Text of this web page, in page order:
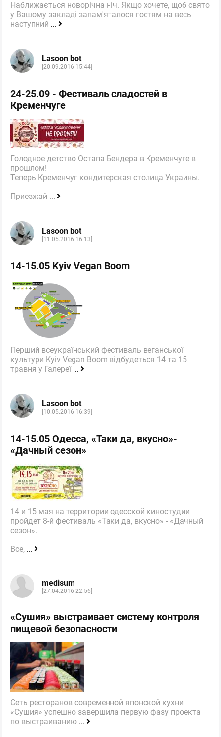
Наближається новорічна ніч. Якщо хочете, щоб свято
у Вашому закладі запам'яталося гостям на весь
наступний ...
Lasoon bot
[20.09.2016 15:44]
24-25.09 - Фестиваль сладостей в
Кременчуге
Голодное детство Остапа Бендера в Кременчуге в
прошлом!
Теперь Кременчуг кондитерская столица Украины.
Приезжай ...
Lasoon bot
[11.05.2016 16:13]
14-15.05 Kyiv Vegan Boom
Перший всеукраїнський фестиваль веганської
культури Kyiv Vegan Boom відбудеться 14 та 15
травня у Галереї ...
Lasoon bot
[10.05.2016 16:39]
14-15.05 Одесса, «Таки да, вкусно»-
«Дачный сезон»
14 и 15 мая на территории одесской киностудии
пройдет 8-й фестиваль «Таки да, вкусно» - «Дачный
сезон».
Все, ...
medisum
[27.04.2016 22:56]
«Сушия» выстраивает систему контроля
пищевой безопасности
Сеть ресторанов современной японской кухни
«Сушия» успешно завершила первую фазу проекта
по выстраиванию ...